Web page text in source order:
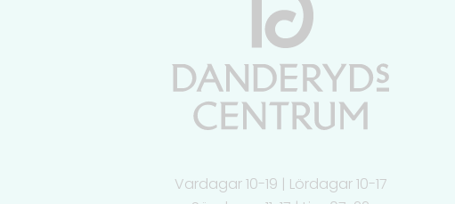
Vardagar 10-19 | Lördagar 10-17